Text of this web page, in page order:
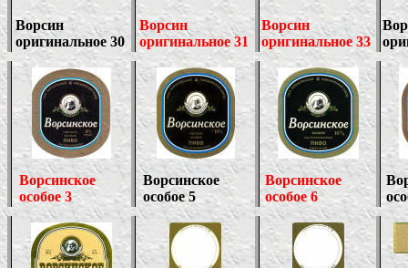
Ворсин
оригинальное 30
Ворсин
оригинальное 31
Ворсин
оригинальное 33
Ворсинское
особое 3
Ворсинское
особое 5
Ворсинское
особое 6